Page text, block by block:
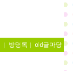
방명록 old글마당